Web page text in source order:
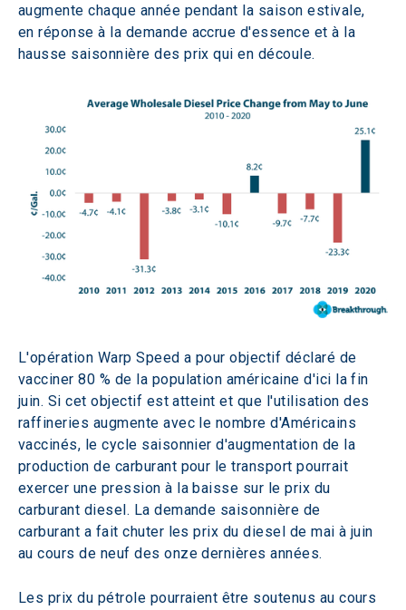
augmente chaque année pendant la saison estivale,
en réponse à la demande accrue d'essence et à la
hausse saisonnière des prix qui en découle.
L'opération Warp Speed a pour objectif déclaré de
vacciner 80 % de la population américaine d'ici la fin
juin. Si cet objectif est atteint et que l'utilisation des
raffineries augmente avec le nombre d'Américains
vaccinés, le cycle saisonnier d'augmentation de la
production de carburant pour le transport pourrait
exercer une pression à la baisse sur le prix du
carburant diesel. La demande saisonnière de
carburant a fait chuter les prix du diesel de mai à juin
au cours de neuf des onze dernières années.
Les prix du pétrole pourraient être soutenus au cours